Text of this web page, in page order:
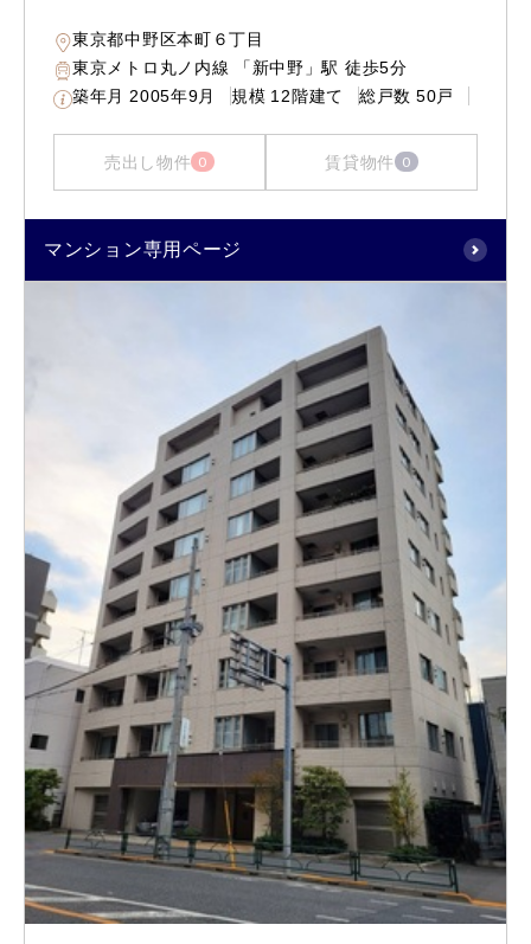
東京都中野区本町６丁目
東京メトロ丸ノ内線 「新中野」駅 徒歩5分
築年月 2005年9月 規模 12階建て 総戸数 50戸
売出し物件 0 賃貸物件 0
マンション専用ページ